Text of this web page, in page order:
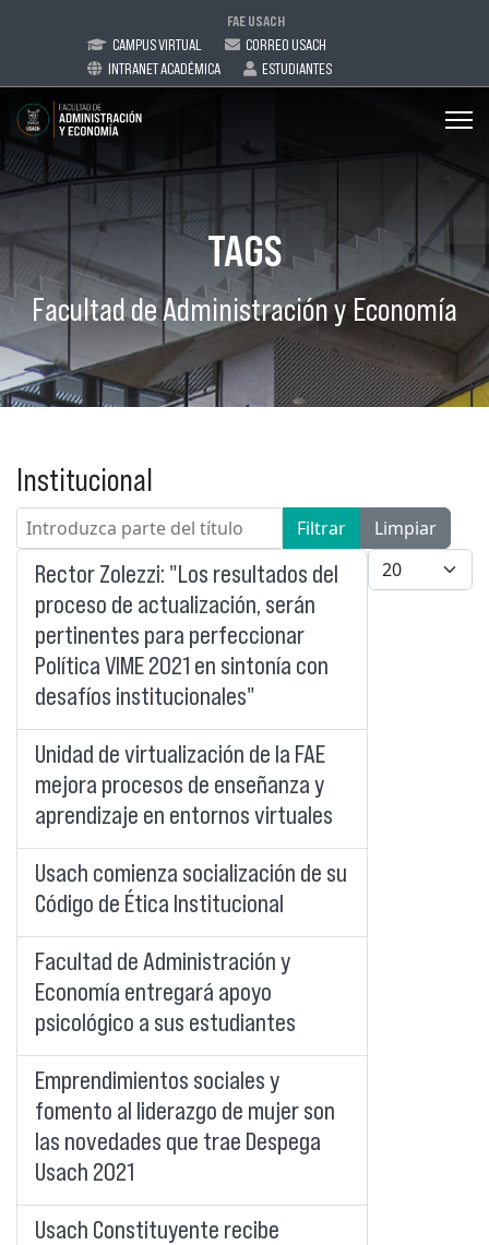
FAE USACH
CAMPUS VIRTUAL
CORREO USACH
INTRANET ACADÉMICA
ESTUDIANTES
TAGS
Facultad de Administración y Economía
Institucional
Introduzca parte del título Filtrar
Limpiar
Cantidad a
Rector Zolezzi: "Los resultados del
proceso de actualización, serán
pertinentes para perfeccionar
Política VIME 2021 en sintonía con
desafíos institucionales"
Unidad de virtualización de la FAE
mejora procesos de enseñanza y
aprendizaje en entornos virtuales
Usach comienza socialización de su
Código de Ética Institucional
Facultad de Administración y
Economía entregará apoyo
psicológico a sus estudiantes
Emprendimientos sociales y
fomento al liderazgo de mujer son
las novedades que trae Despega
Usach 2021
Usach Constituyente recibe